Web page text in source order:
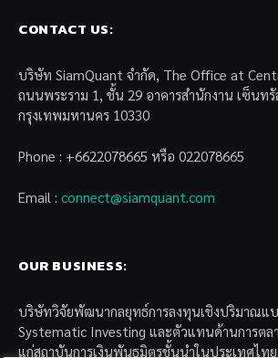
CONTACT US:
บริษัท SiamQuant จำกัด, The Office at
ถนนพระราม 1, ชั้น 29 อาคารสำนักงาน เซ็นท
กรุงเทพมหานคร 10330
Phone : +6622078665 หรือ 022078665
Email : connect@siamquant.com
OUR BUSINESS:
บริษัทวิจัยพัฒนากลยุทธ์การลงทุนเชิงปริมาณแ
Systematic Investing และตัวแทนด้านการต
แก่สถาบันการเงินพันธมิตรชั้นนำในประเทศไท